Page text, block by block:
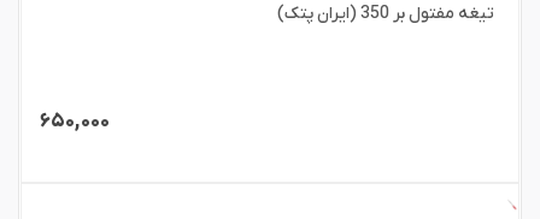
تیغه مفتول بر 350 (ایران پتک)
۶۵۰,۰۰۰